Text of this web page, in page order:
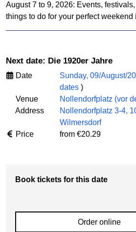
August 7 to 9, 2026: Events,
things to do for your perfect weekend
Next date: Die 1920er Jahre
Date Sunday, 09/August/
dates )
Venue
Nollendorfplatz (vor
Address
Nollendorfplatz 3-4,
Wilmersdorf
Price
from €20.29
Book tickets for this date
Order online